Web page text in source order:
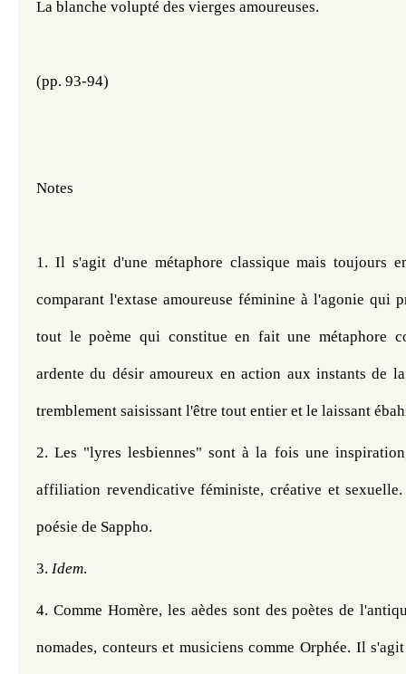
La blanche volupté des vierges amoureuses.
(pp. 93-94)
Notes
1. Il s'agit d'une métaphore classique mais toujours
comparant l'extase amoureuse féminine à l'agonie qui
tout le poème qui constitue en fait une métaphore
ardente du désir amoureux en action aux instants de
tremblement saisissant l'être tout entier et le laissant
2. Les "lyres lesbiennes" sont à la fois une
affiliation revendicative féministe, créative et
poésie de Sappho.
3. Idem.
4. Comme Homère, les aèdes sont des poètes de
nomades, conteurs et musiciens comme Orphée. Il